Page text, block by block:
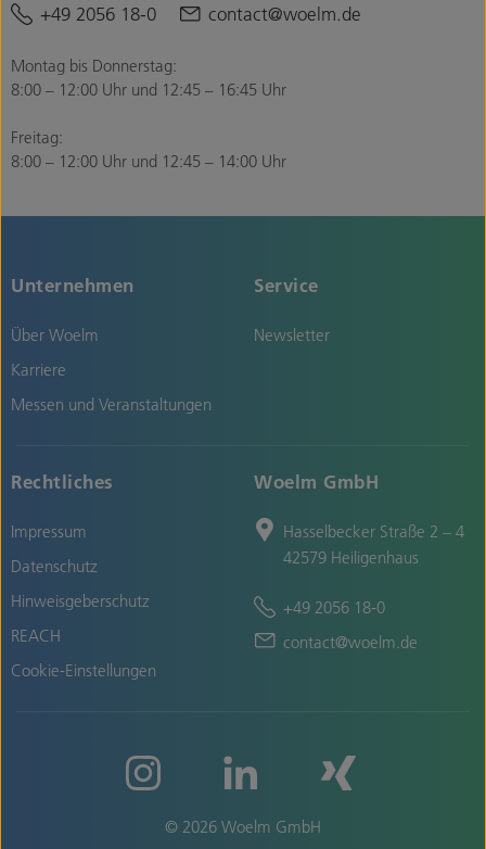
+49 2056 18-0 contact@woelm.de
Montag bis Donnerstag:
8:00 – 12:00 Uhr und 12:45 – 16:45 Uhr
Freitag:
8:00 – 12:00 Uhr und 12:45 – 14:00 Uhr
Unternehmen
Über Woelm
Karriere
Messen und Veranstaltungen
Service
Newsletter
Rechtliches
Impressum
Datenschutz
Hinweisgeberschutz
REACH
Cookie-Einstellungen
Woelm GmbH
Hasselbecker Straße 2 – 4
42579 Heiligenhaus
+49 2056 18-0
contact@woelm.de
© 2026 Woelm GmbH